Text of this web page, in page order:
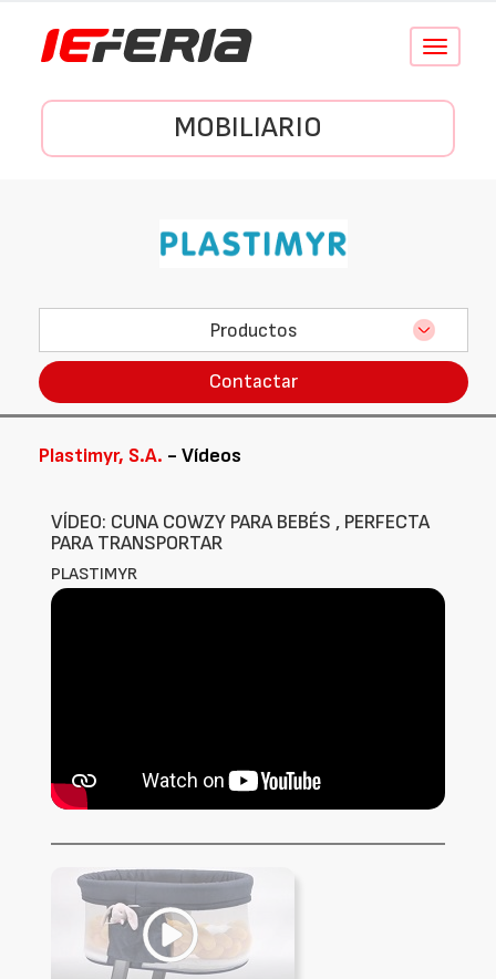
Conmutar
MOBILIARIO
Productos
Contactar
Plastimyr, S.A. - Vídeos
VÍDEO: CUNA COWZY PARA BEBÉS , PERFECTA
PARA TRANSPORTAR
PLASTIMYR